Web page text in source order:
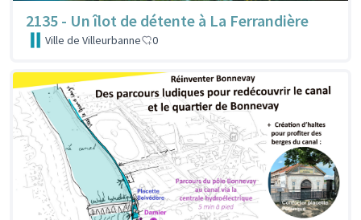
2135 - Un îlot de détente à La Ferrandière
Ville de Villeurbanne 0